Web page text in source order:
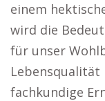
einem
wird die
für unser
fachkundige